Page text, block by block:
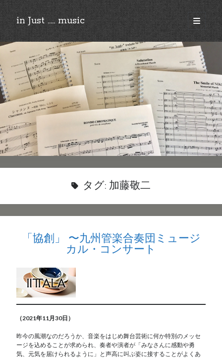
in Just ..... music
open
primary
menu
Sidebar
©︎2018-2025 by Ken’ichi MASAKADO, All rights reserved.
タグ: 加藤敬二
「協創」 〜九州管楽合奏団ミュージ
カル・コンサート
（2021年11月30日）
昨今の風潮なのだろうか、音楽をはじめ舞台芸術に何か特別のメッセ
ージを込めることが求められ、奏者や演者が「みなさんに感動や勇
気、元気を届けられるように」と声高に叫ぶ姿に接することがよくあ